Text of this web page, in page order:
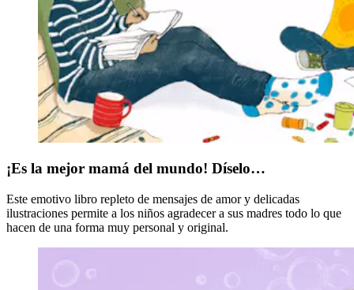
¡Es la mejor mamá del mundo! Díselo…
Este emotivo libro repleto de mensajes de amor y delicadas
ilustraciones permite a los niños agradecer a sus madres todo lo que
hacen de una forma muy personal y original.